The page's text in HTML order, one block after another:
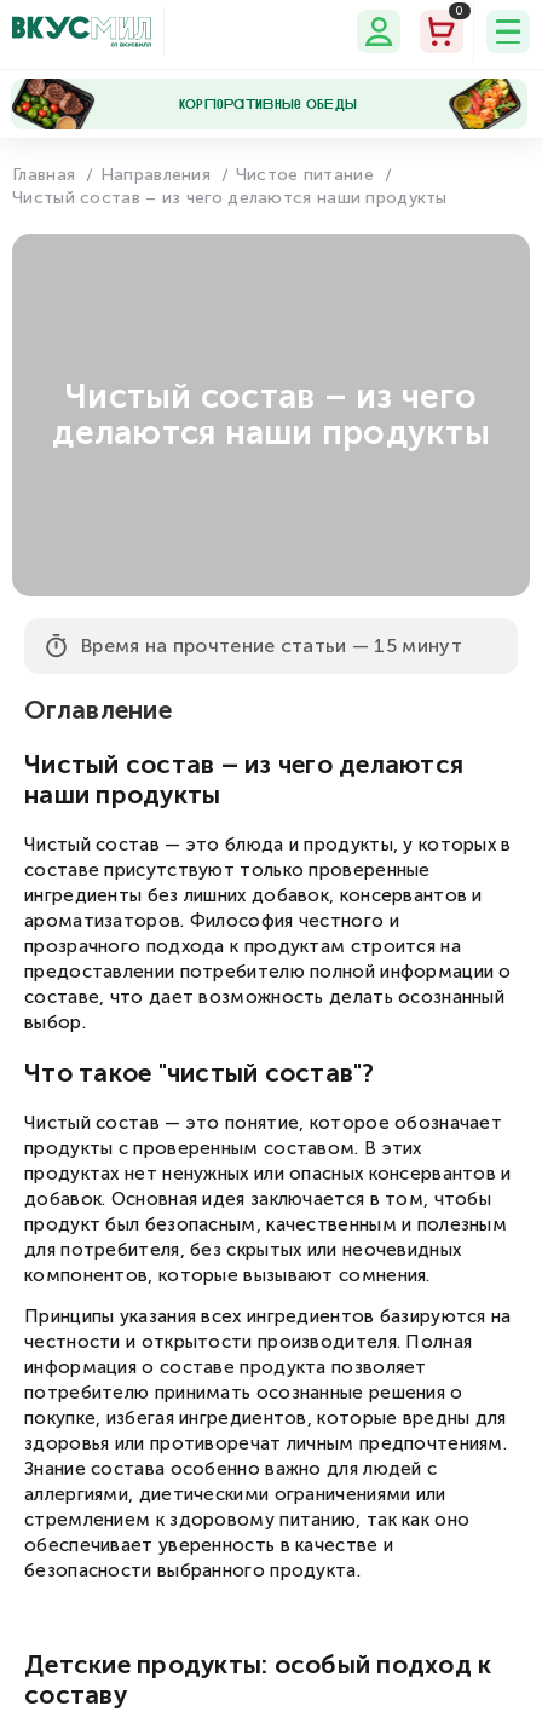
Мои
Мои
Программа Настройки
0
кОрПоРаТиВнЫе ОбЕдЫ
Главная Направления
Чистое питание
Чистый состав – из чего делаются наши продукты
Чистый состав – из чего
делаются наши продукты
Время на прочтение статьи — 15 минут
Оглавление
Чистый состав – из чего делаются
наши продукты
Чистый состав — это блюда и продукты, у которых в
составе присутствуют только проверенные
ингредиенты без лишних добавок, консервантов и
ароматизаторов. Философия честного и
прозрачного подхода к продуктам строится на
предоставлении потребителю полной информации о
составе, что дает возможность делать осознанный
выбор.
Что такое "чистый состав"?
Чистый состав — это понятие, которое обозначает
продукты с проверенным составом. В этих
продуктах нет ненужных или опасных консервантов и
добавок. Основная идея заключается в том, чтобы
продукт был безопасным, качественным и полезным
для потребителя, без скрытых или неочевидных
компонентов, которые вызывают сомнения.
Принципы указания всех ингредиентов базируются на
честности и открытости производителя. Полная
информация о составе продукта позволяет
потребителю принимать осознанные решения о
покупке, избегая ингредиентов, которые вредны для
здоровья или противоречат личным предпочтениям.
Знание состава особенно важно для людей с
аллергиями, диетическими ограничениями или
стремлением к здоровому питанию, так как оно
обеспечивает уверенность в качестве и
безопасности выбранного продукта.
Детские продукты: особый подход к
составу